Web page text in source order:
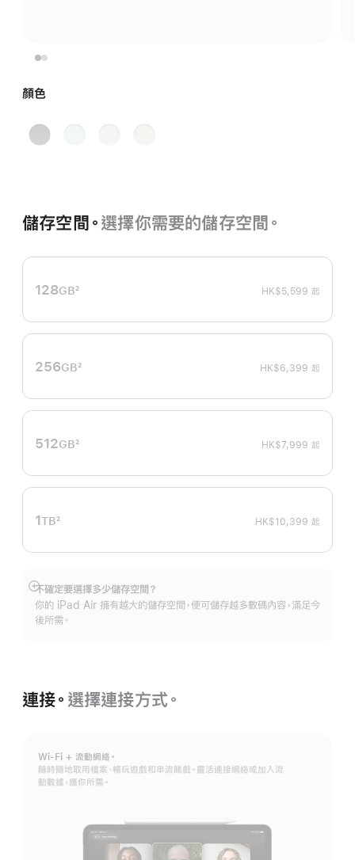
顏色
太
儲存空間。 選擇你需要的儲存空間。
128GB
腳
2 HK$5,599 起
256GB
腳
2 HK$6,399 起
512GB
腳
2 HK$7,999 起
1TB
腳
2 HK$10,399 起
不確定要選擇多少儲存空間？
你的 iPad Air 擁有越大的儲存空間，便可儲存越多數碼內容，滿足今
後所需。
顯
示
更
連接。 選擇連接方式。
Wi-Fi + 流動網絡。
隨時隨地取用檔案、暢玩遊戲和串流睇戲。靈活連接網絡或加入流
動數據，應你所需。